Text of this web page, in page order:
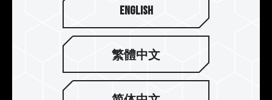
提升电竞笔记本续航力
T-FORCE VULCAN SO-DIMM DDR5 内存 1.1V 的
工作电压比起 1.2V 工作电压的 DDR4 减少约 20%
的功耗，提升电竞笔记本续航力。
English
繁體中文